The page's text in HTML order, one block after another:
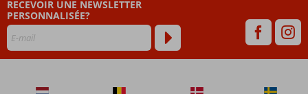
de
48
sont
affichés
RECEVOIR UNE NEWSLETTER
PERSONNALISÉE?